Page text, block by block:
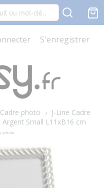
S'enregistrer
Cadre photo › J-Line Cadre
Small L11xB16 cm
photo